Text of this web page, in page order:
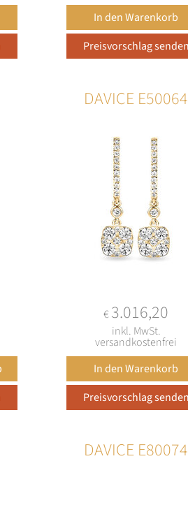
DAVICE E50064
€3.016,20
inkl. MwSt.
versandkostenfrei
DAVICE E80074